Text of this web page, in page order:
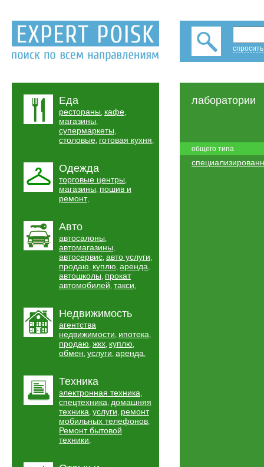
Еда
рестораны, кафе,
магазины,
супермаркеты,
столовые, готовая кухня,
Одежда
торговые центры,
магазины, пошив и
ремонт,
Авто
автосалоны,
автомагазины,
автосервис, авто услуги,
продаю, куплю, аренда,
автошколы, прокат
автомобилей, такси,
Недвижимость
агентства
недвижимости, ипотека,
продаю, жкх, куплю,
обмен, услуги, аренда,
Техника
электронная техника,
спецтехника, домашняя
техника, услуги, ремонт
мобильных телефонов,
Ремонт бытовой
техники,
лаборатории
общего типа